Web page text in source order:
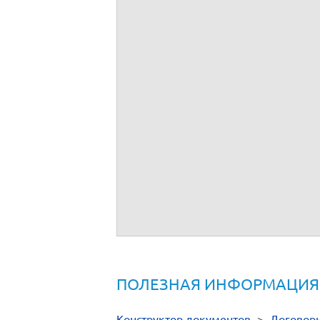
ПОЛЕЗНАЯ ИНФОРМАЦИЯ